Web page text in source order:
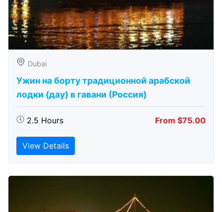
Dubai
Ужин на борту традиционной арабской
лодки (дау) в гавани (Россия)
2.5 Hours From $75.00
View Details